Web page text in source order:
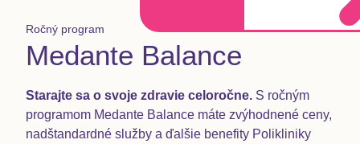
Ročný program
Medante Balance
Starajte sa o svoje zdravie celoročne. S ročným
programom Medante Balance máte zvýhodnené ceny,
nadštandardné služby a ďalšie benefity Polikliniky